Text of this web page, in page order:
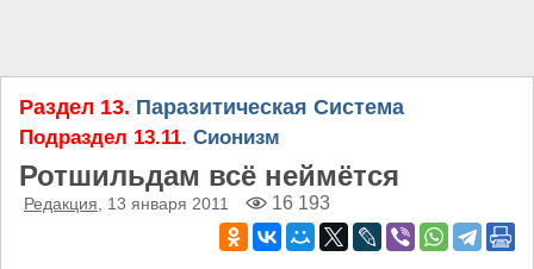
Раздел 13. Паразитическая Система
Подраздел 13.11. Сионизм
Ротшильдам всё неймётся
Редакция , 13 января 2011 16 193